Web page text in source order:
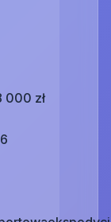
000 zł